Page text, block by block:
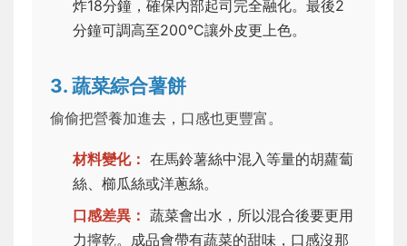
炸18分鐘，確保內部起司完全融化。最後2
分鐘可調高至200°C讓外皮更上色。
3. 蔬菜綜合薯餅
偷偷把營養加進去，口感也更豐富。
材料變化： 在馬鈴薯絲中混入等量的胡蘿蔔
絲、櫛瓜絲或洋蔥絲。
口感差異： 蔬菜會出水，所以混合後要更用
力擰乾。成品會帶有蔬菜的甜味，口感沒那